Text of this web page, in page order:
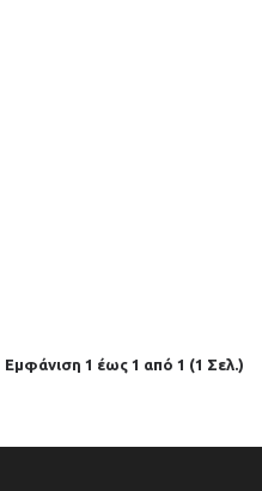
Εμφάνιση 1 έως 1 από 1 (1 Σελ.)